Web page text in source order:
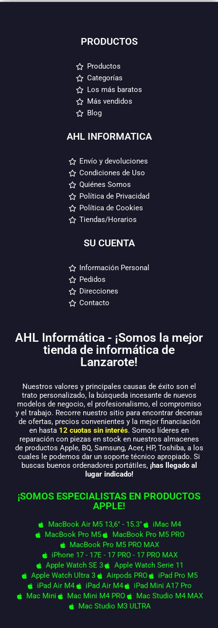
PRODUCTOS
Productos
Categorías
Los más baratos
Más vendidos
Blog
AHL INFORMATICA
Envío y devoluciones
Condiciones de Uso
Quiénes Somos
Política de Privacidad
Política de Cookies
Tiendas/Horarios
SU CUENTA
Información Personal
Pedidos
Direcciones
Contacto
AHL Informática - ¡Somos la mejor
tienda de informática de
Lanzarote!
Nuestros valores y principales causas de éxito son el
trato personalizado, la búsqueda incesante de nuevos
modelos de negocio, el profesionalismo, el compromiso
y el trabajo. Recorre nuestro sitio para encontrar decenas
de ofertas, precios convenientes y la mejor financiación
en hasta 12 cuotas sin interés. Somos líderes en
reparación con piezas en stock en nuestros almacenes
de productos Apple, BQ, Samsung, Acer, HP, Toshiba, a los
cuales le podemos dar un soporte técnico apropiado. Si
buscas buenos ordenadores portátiles, ¡has llegado al
lugar indicado!
¡SOMOS ESPECIALISTAS EN PRODUCTOS
APPLE!
MacBook Air M5 13,6" - 15.3"
iMac M4
MacBook Pro M5
MacBook Pro M5 PRO
MacBook Pro M5 PRO MAX
iPhone 17 - 17E - 17 PRO - 17 PRO MAX
Apple Watch SE 3
Apple Watch Serie 11
Apple Watch Ultra 3
Airpods PRO
iPad Pro M5
iPad Air M4
iPad Air M4
iPad Mini A17 Pro
Mac Mini
Mac Mini M4 PRO
Mac Studio M4 MAX
Mac Studio M3 ULTRA